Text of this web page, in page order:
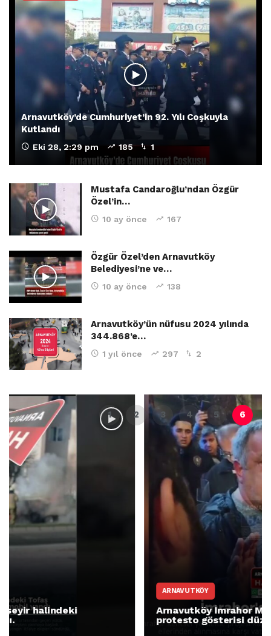
Arnavutköy’de Cumhuriyet’in 92. Yılı Coşkuyla
Kutlandı
Eki 28, 2:29 pm 185 1
Mustafa Candaroğlu’ndan Özgür
Özel’in…
10 ay önce 167
Özgür Özel’den Arnavutköy
Belediyesi’ne ve…
10 ay önce 138
Arnavutköy’ün nüfusu 2024 yılında
344.868’e…
1 yıl önce 297 2
Arnavutköy İmrahor Mahallesi sakinleri
protesto gösterisi düzenledi